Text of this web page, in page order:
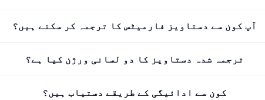
آپ کون سے دستاویز فارمیٹس کا ترجمہ کر سکتے ہیں؟
ترجمہ شدہ دستاویز کا دو لسانی ورژن کیا ہے؟
کون سے ادائیگی کے طریقے دستیاب ہیں؟